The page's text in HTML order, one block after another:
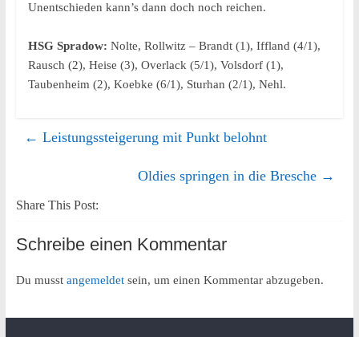
Unentschieden kann’s dann doch noch reichen.
HSG Spradow: Nolte, Rollwitz – Brandt (1), Iffland (4/1),
Rausch (2), Heise (3), Overlack (5/1), Volsdorf (1),
Taubenheim (2), Koebke (6/1), Sturhan (2/1), Nehl.
← Leistungssteigerung mit Punkt belohnt
Oldies springen in die Bresche →
Share This Post:
Schreibe einen Kommentar
Du musst angemeldetsein, um einen Kommentar abzugeben.